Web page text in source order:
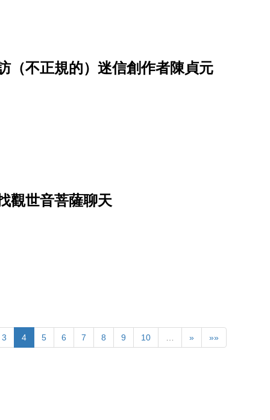
（不正規的）迷信創作者陳貞元
觀世音菩薩聊天
3 4 5 6 7 8 9 10 … » »»